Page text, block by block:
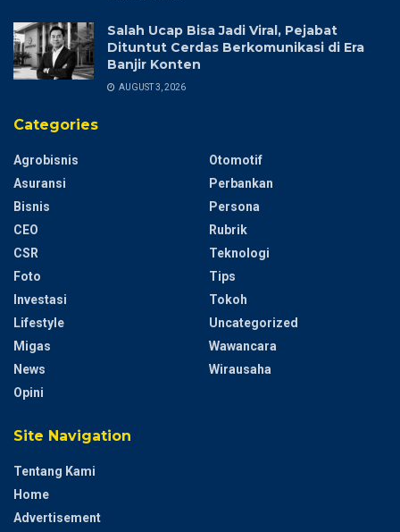
Salah Ucap Bisa Jadi Viral, Pejabat
Dituntut Cerdas Berkomunikasi di Era
Banjir Konten
AUGUST 3, 2026
Categories
Agrobisnis
Asuransi
Bisnis
CEO
CSR
Foto
Investasi
Lifestyle
Migas
News
Opini
Otomotif
Perbankan
Persona
Rubrik
Teknologi
Tips
Tokoh
Uncategorized
Wawancara
Wirausaha
Site Navigation
Tentang Kami
Home
Advertisement